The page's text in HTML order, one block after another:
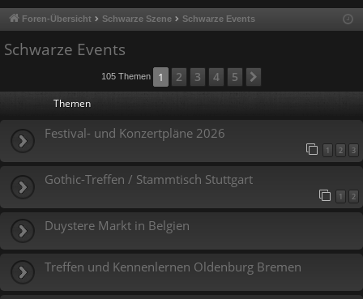
en Foren-Übersicht Schwarze Szene Schwarze Events
Schwarze Events
105 Themen 1 2 3 4 5
Themen
Festival- und Konzertpläne 2026
1 2 3
Gothic-Treffen / Stammtisch Stuttgart
1 2
Duystere Markt in Belgien
Treffen und Kennenlernen Oldenburg Bremen